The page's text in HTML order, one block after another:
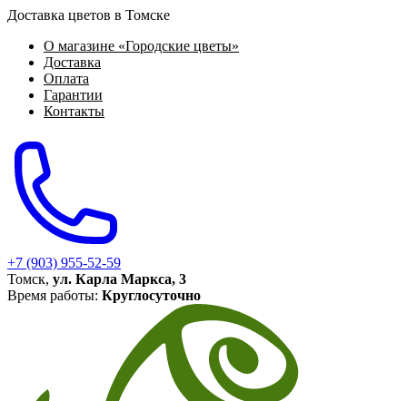
Доставка цветов в Томске
О магазине «Городские цветы»
Доставка
Оплата
Гарантии
Контакты
+7 (903) 955-52-59
Томск, ул. Карла Маркса, 3
Время работы: Круглосуточно